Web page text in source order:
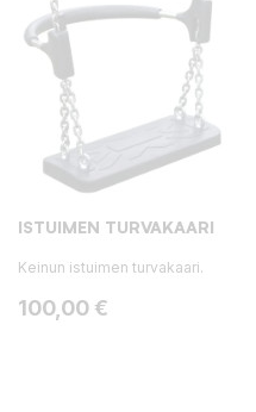
ISTUIMEN TURVAKAARI
Keinun istuimen turvakaari.
Hinta
100,00 €